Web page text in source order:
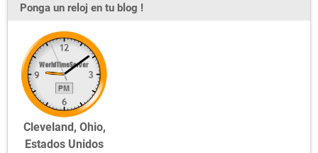
Ponga un reloj en tu blog !
Cleveland, Ohio,
Estados Unidos